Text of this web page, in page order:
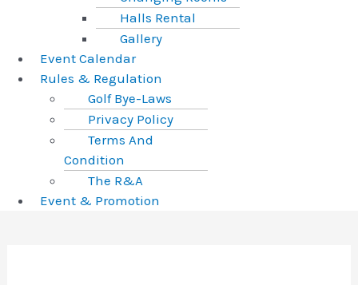
Halls Rental
Gallery
Event Calendar
Rules & Regulation
Golf Bye-Laws
Privacy Policy
Terms And
Condition
The R&A
Event & Promotion